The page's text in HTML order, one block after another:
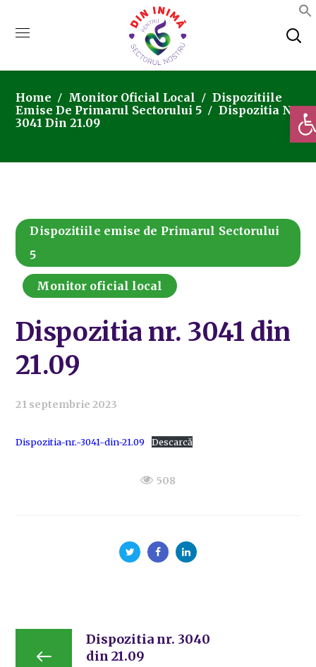
Home Monitor Oficial Local
Dispozitiile
Emise De Primarul Sectorului 5
Dispozitia Nr.
3041 Din 21.09
Dispozitiile emise de Primarul Sectorului
5
Monitor oficial local
Dispozitia nr. 3041 din
21.09
21 septembrie 2023
Dispozitia-nr.-3041-din-21.09 Descarcă
508
Dispozitia nr. 3040
din 21.09